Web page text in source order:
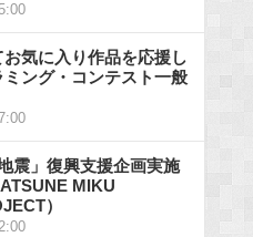
気に入り作品を応援し
ミング・コンテスト一般
震」復興支援企画実施
MIKU
）